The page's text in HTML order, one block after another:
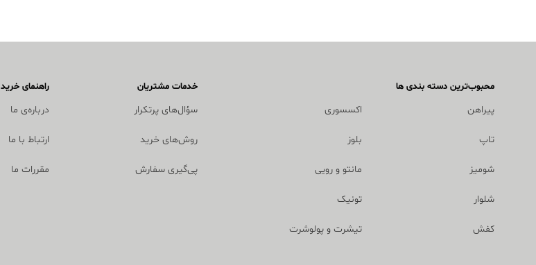
محبوب‌ترین دسته بندی ها
پیراهن
تاپ
شومیز
شلوار
کفش
اکسسوری
بلوز
مانتو و رویی
تونیک
تیشرت و پولوشرت
خدمات مشتریان
سؤال‌های پرتکرار
روش‌های خرید
پی‌گیری سفارش
راهنمای خرید
درباره‌ی ما
ارتباط با ما
مقررات ما